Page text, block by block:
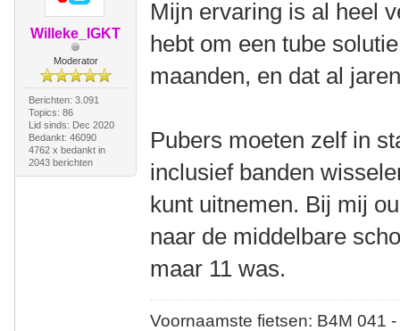
Willeke_IGKT
Moderator
Berichten: 3.091
Topics: 86
Lid sinds: Dec 2020
Bedankt: 46090
4762 x bedankt in
2043 berichten
Mijn ervaring is al heel
hebt om een tube
maanden, en dat al
Pubers moeten zelf in
inclusief banden
kunt uitnemen. Bij mij
naar de middelbare
maar 11 was.
Voornaamste fietsen: B4M